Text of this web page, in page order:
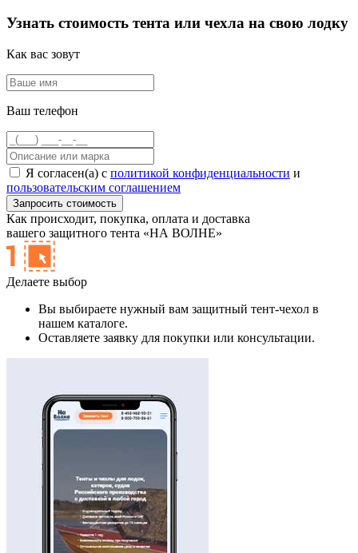
Узнать стоимость тента или чехла на свою лодку
Как вас зовут
Ваш телефон
Я согласен(а) с политикой конфиденциальности и
пользовательским соглашением
Как происходит, покупка, оплата и доставка
вашего защитного тента «НА ВОЛНЕ»
Делаете выбор
Вы выбираете нужный вам защитный тент-чехол в
нашем каталоге.
Оставляете заявку для покупки или консультации.